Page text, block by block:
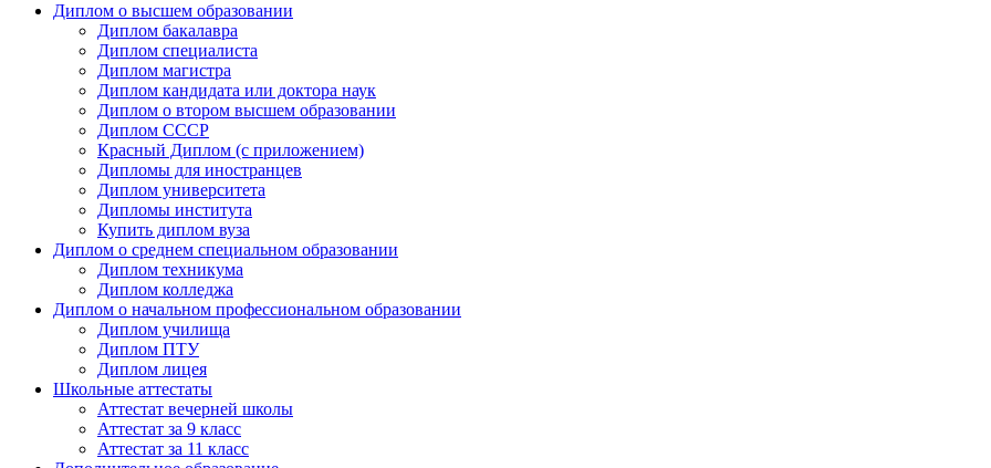
Диплом о высшем образовании
Диплом бакалавра
Диплом специалиста
Диплом магистра
Диплом кандидата или доктора наук
Диплом о втором высшем образовании
Диплом СССР
Красный Диплом (с приложением)
Дипломы для иностранцев
Диплом университета
Дипломы института
Купить диплом вуза
Диплом о среднем специальном образовании
Диплом техникума
Диплом колледжа
Диплом о начальном профессиональном oбразовании
Диплом училища
Диплом ПТУ
Диплом лицея
Школьные аттестаты
Аттестат вечерней школы
Аттестат за 9 класс
Аттестат за 11 класс